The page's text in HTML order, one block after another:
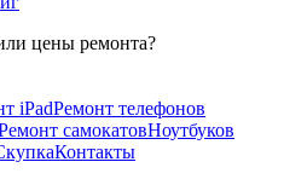
цены ремонта?
iPadРемонт телефонов
самокатовНоутбуков
Контакты